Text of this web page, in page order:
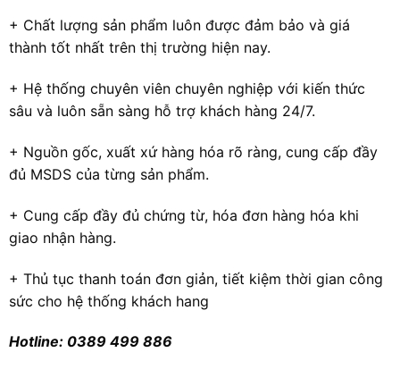
+ Chất lượng sản phẩm luôn được đảm bảo và giá
thành tốt nhất trên thị trường hiện nay.
+ Hệ thống chuyên viên chuyên nghiệp với kiến thức
sâu và luôn sẵn sàng hỗ trợ khách hàng 24/7.
+ Nguồn gốc, xuất xứ hàng hóa rõ ràng, cung cấp đầy
đủ MSDS của từng sản phẩm.
+ Cung cấp đầy đủ chứng từ, hóa đơn hàng hóa khi
giao nhận hàng.
+ Thủ tục thanh toán đơn giản, tiết kiệm thời gian công
sức cho hệ thống khách hang
Hotline: 0389 499 886